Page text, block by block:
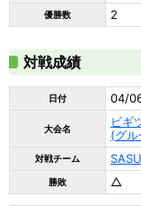
優勝数 2
対戦成績
日付 04/
大会名
ビギ
(グ
対戦チーム
勝敗 △